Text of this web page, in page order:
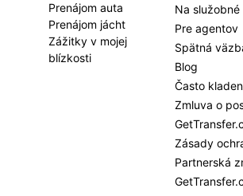
Prenájom auta
Prenájom jácht
Zážitky v mojej
blízkosti
Na služobné
Pre agentov
Spätná
Blog
Často
Zmluva o
Zásady
Partnerská